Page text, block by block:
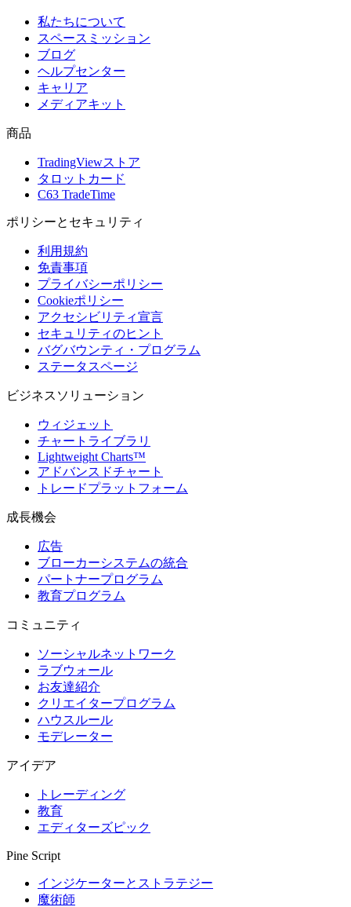
私たちについて
スペースミッション
ブログ
ヘルプセンター
キャリア
メディアキット
商品
TradingViewストア
タロットカード
C63 TradeTime
ポリシーとセキュリティ
利用規約
免責事項
プライバシーポリシー
Cookieポリシー
アクセシビリティ宣言
セキュリティのヒント
バグバウンティ・プログラム
ステータスページ
ビジネスソリューション
ウィジェット
チャートライブラリ
Lightweight Charts™
アドバンスドチャート
トレードプラットフォーム
成長機会
広告
ブローカーシステムの統合
パートナープログラム
教育プログラム
コミュニティ
ソーシャルネットワーク
ラブウォール
お友達紹介
クリエイタープログラム
ハウスルール
モデレーター
アイデア
トレーディング
教育
エディターズピック
Pine Script
インジケーターとストラテジー
魔術師